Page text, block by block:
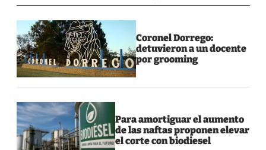
Coronel Dorrego:
detuvieron a un docente
por grooming
Para amortiguar el aumento
de las naftas proponen elevar
el corte con biodiesel